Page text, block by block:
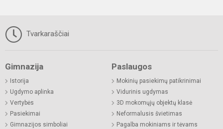
Tvarkaraščiai
Gimnazija
Istorija
Ugdymo aplinka
Vertybės
Pasiekimai
Gimnazijos simboliai
Paslaugos
Mokinių pasiekimų patikrinimai
Vidurinis ugdymas
3D mokomųjų objektų klasė
Neformalusis švietimas
Pagalba mokiniams ir tėvams